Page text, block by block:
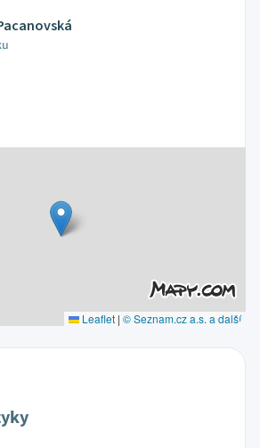
Leaflet | © Seznam.cz a.s. a další